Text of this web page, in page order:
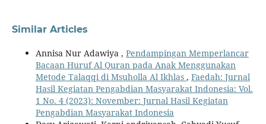
Similar Articles
Annisa Nur Adawiya , Pendampingan Memperlancar
Bacaan Huruf Al Quran pada Anak Menggunakan
Metode Talaqqi di Msuholla Al Ikhlas , Faedah: Jurnal
Hasil Kegiatan Pengabdian Masyarakat Indonesia: Vol.
1 No. 4 (2023): November: Jurnal Hasil Kegiatan
Pengabdian Masyarakat Indonesia